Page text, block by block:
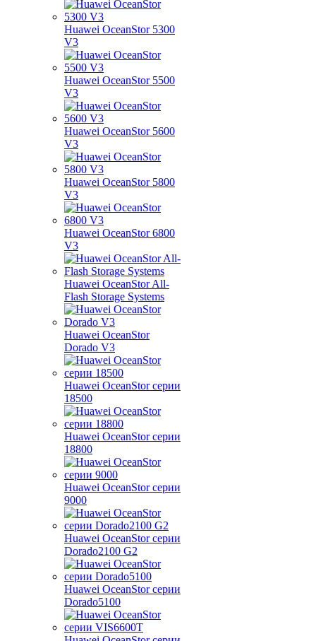
Huawei OceanStor 5300
V3
Huawei OceanStor 5500
V3
Huawei OceanStor 5600
V3
Huawei OceanStor 5800
V3
Huawei OceanStor 6800
V3
Huawei OceanStor All-
Flash Storage Systems
Huawei OceanStor
Dorado V3
Huawei OceanStor серии
18500
Huawei OceanStor серии
18800
Huawei OceanStor серии
9000
Huawei OceanStor серии
Dorado2100 G2
Huawei OceanStor серии
Dorado5100